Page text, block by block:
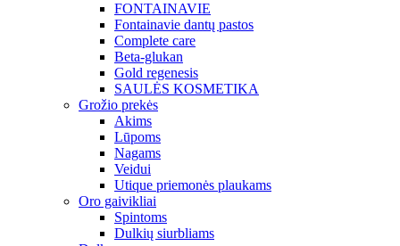
FONTAINAVIE
Fontainavie dantų pastos
Complete care
Beta-glukan
Gold regenesis
SAULĖS KOSMETIKA
Grožio prekės
Akims
Lūpoms
Nagams
Veidui
Utique priemonės plaukams
Oro gaivikliai
Spintoms
Dulkių siurbliams